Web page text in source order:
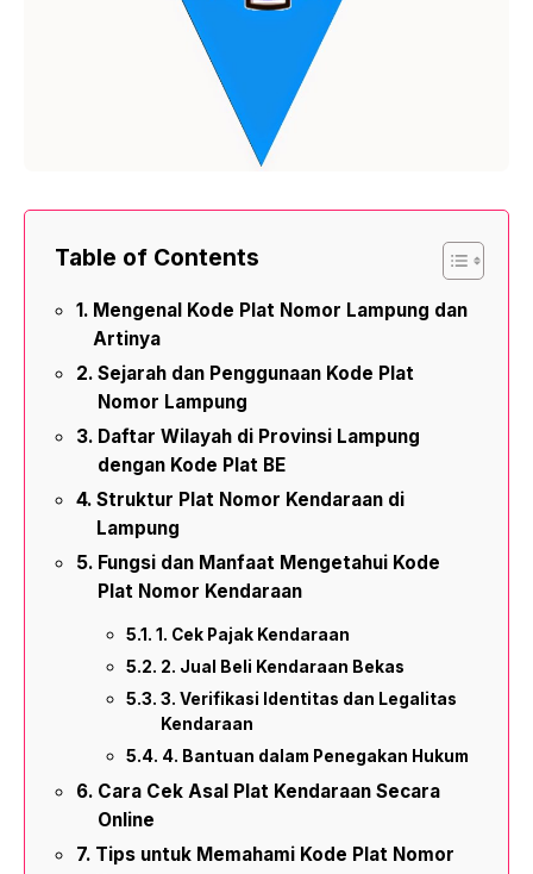
Table of Contents
Mengenal Kode Plat Nomor Lampung dan
Artinya
Sejarah dan Penggunaan Kode Plat
Nomor Lampung
Daftar Wilayah di Provinsi Lampung
dengan Kode Plat BE
Struktur Plat Nomor Kendaraan di
Lampung
Fungsi dan Manfaat Mengetahui Kode
Plat Nomor Kendaraan
1. Cek Pajak Kendaraan
2. Jual Beli Kendaraan Bekas
3. Verifikasi Identitas dan Legalitas
Kendaraan
4. Bantuan dalam Penegakan Hukum
Cara Cek Asal Plat Kendaraan Secara
Online
Tips untuk Memahami Kode Plat Nomor